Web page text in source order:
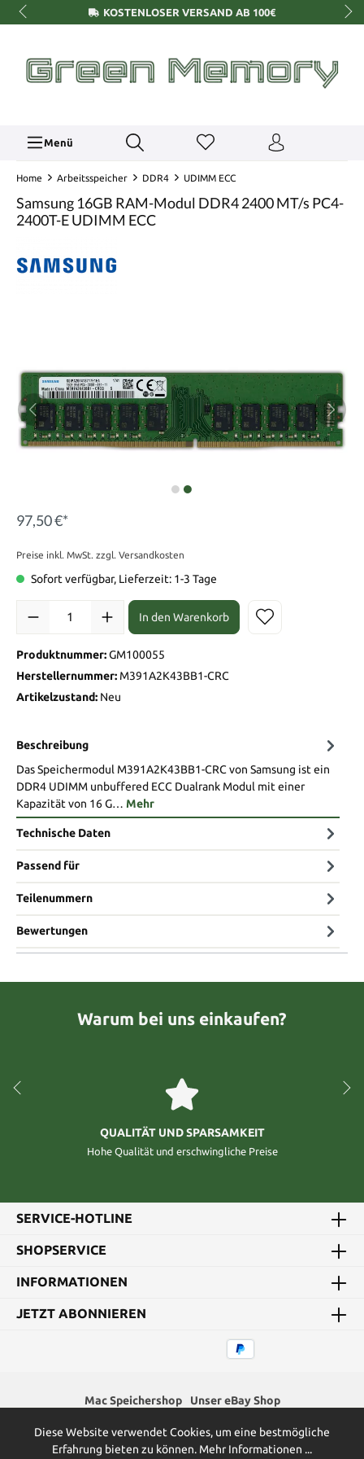
KOSTENLOSER VERSAND AB 100€
Menü
Home Arbeitsspeicher DDR4 UDIMM ECC
Samsung 16GB RAM-Modul DDR4 2400 MT/s PC4-
2400T-E UDIMM ECC
97,50 €*
Preise inkl. MwSt. zzgl. Versandkosten
Sofort verfügbar, Lieferzeit: 1-3 Tage
In den Warenkorb
Produktnummer:GM100055
Herstellernummer: M391A2K43BB1-CRC
Artikelzustand: Neu
Beschreibung
Das Speichermodul M391A2K43BB1-CRC von Samsung ist ein
DDR4 UDIMM unbuffered ECC Dualrank Modul mit einer
Kapazität von 16 G… Mehr
Technische Daten
Passend für
Teilenummern
Bewertungen
Warum bei uns einkaufen?
QUALITÄT UND SPARSAMKEIT
Hohe Qualität und erschwingliche Preise
SERVICE-HOTLINE
SHOPSERVICE
INFORMATIONEN
JETZT ABONNIEREN
Mac Speichershop Unser eBay Shop
* Alle Preise inkl. gesetzl. Mehrwertsteuer zzgl. Versandkosten
ggf. Nachnahmegebühren, wenn nicht anders angegeben.
Diese Website verwendet Cookies, um eine bestmögliche
Erfahrung bieten zu können. Mehr Informationen ...